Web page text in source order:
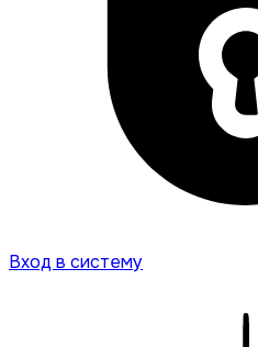
Вход в систему